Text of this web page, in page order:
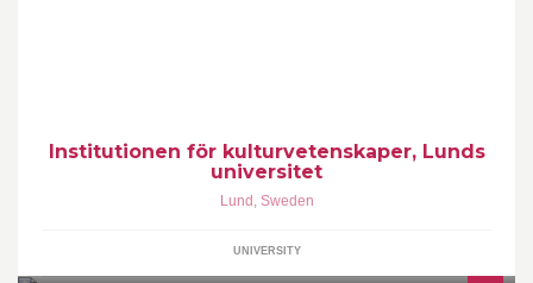
Institutionen för kulturvetenskaper, Lunds
universitet
Lund , Sweden
UNIVERSITY